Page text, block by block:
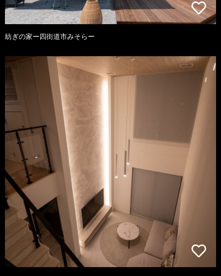
紡ぎの家ー四街道市みそらー